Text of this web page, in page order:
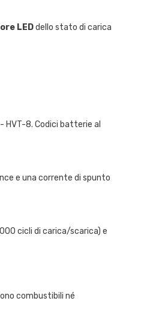
LEDdello stato di carica
HVT-8. Codici batterie al
e una corrente di spunto
cicli di carica/scarica) e
combustibili né